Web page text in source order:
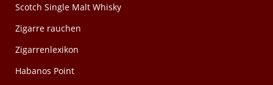
Scotch Single Malt Whisky
Zigarre rauchen
Zigarrenlexikon
Habanos Point